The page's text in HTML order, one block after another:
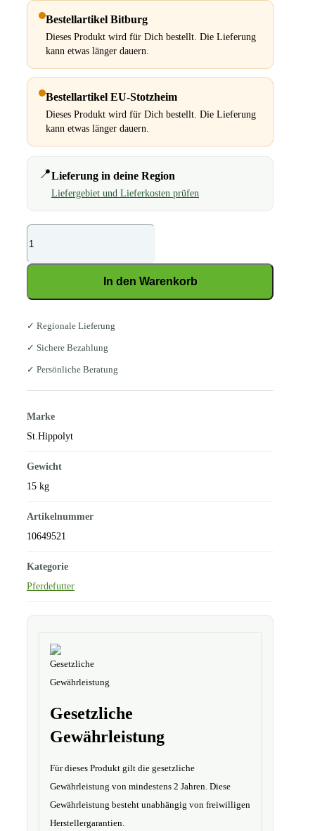
Bestellartikel Bitburg
Dieses Produkt wird für Dich bestellt. Die Lieferung
kann etwas länger dauern.
Bestellartikel EU-Stotzheim
Dieses Produkt wird für Dich bestellt. Die Lieferung
kann etwas länger dauern.
📍Lieferung in deine Region
Liefergebiet und Lieferkosten prüfen
St.Hippolyt
Glyx-
Wiese
In den Warenkorb
✓ Regionale Lieferung
✓ Sichere Bezahlung
✓ Persönliche Beratung
Marke
St.Hippolyt
Gewicht
15 kg
Artikelnummer
10649521
Kategorie
Pferdefutter
Gesetzliche
Gewährleistung
Für dieses Produkt gilt die gesetzliche
Gewährleistung von mindestens 2 Jahren. Diese
Gewährleistung besteht unabhängig von freiwilligen
Herstellergarantien.